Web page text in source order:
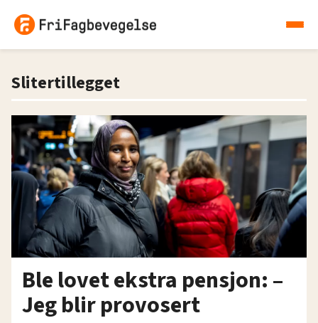
Slitertillegget
Ble lovet ekstra pensjon: –
Jeg blir provosert